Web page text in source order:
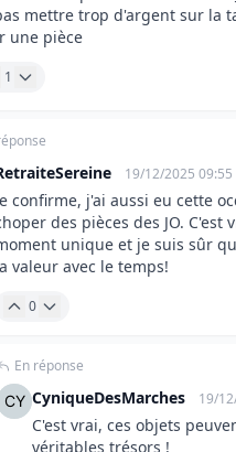
mettre trop d'argent sur la
une pièce
1
19/12/2025 09:55
confirme, j'ai aussi eu cette
des pièces des JO. C'est
unique et je suis sûr
valeur avec le temps!
0
En réponse
CyniqueDesMarches 19/
C'est vrai, ces objets
véritables trésors !